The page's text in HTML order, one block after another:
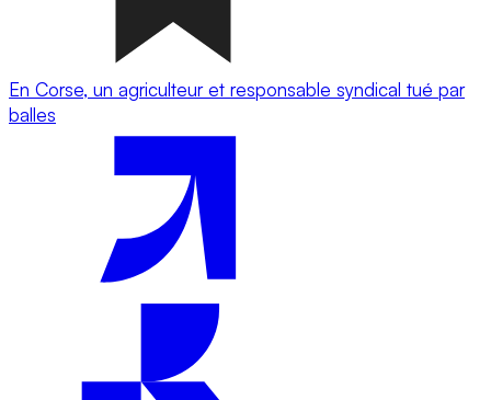
En Corse, un agriculteur et responsable syndical tué par
balles